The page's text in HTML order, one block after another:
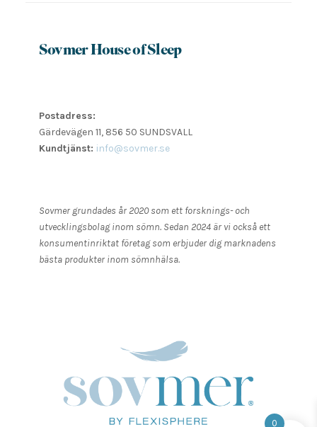
Sovmer House of Sleep
Postadress:
Gärdevägen 11, 856 50 SUNDSVALL
Kundtjänst: info@sovmer.se
Sovmer grundades år 2020 som ett forsknings- och
utvecklingsbolag inom sömn. Sedan 2024 är vi också ett
konsumentinriktat företag som erbjuder dig marknadens
bästa produkter inom sömnhälsa.
0